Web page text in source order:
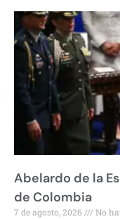
Abelardo de la
de Colombia
7 de agosto, 2026 No